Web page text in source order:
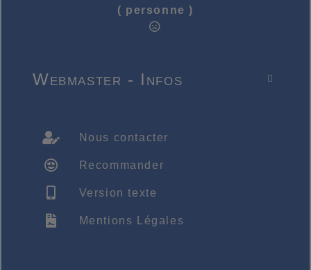
( personne )

Webmaster - Infos
Nous contacter
Recommander
Version texte
Mentions Légales